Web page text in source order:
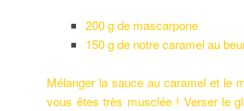
200 g de mascarpone
150 g de notre caramel au
Mélanger la sauce au caramel et le
vous êtes très musclée ! Verser le